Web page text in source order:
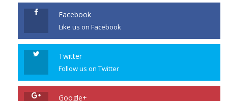
Facebook
Like us on Facebook
Twitter
Follow us on Twitter
Google+